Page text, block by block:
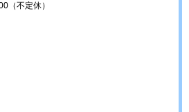
（不定休）